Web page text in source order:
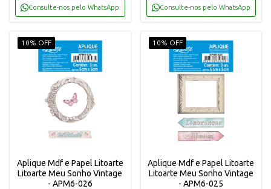
Consulte-nos pelo WhatsApp Consulte-nos pelo WhatsApp
10% OFF
Aplique Mdf e Papel Litoarte
Litoarte Meu Sonho Vintage
- APM6-026
10% OFF
Aplique Mdf e Papel Litoarte
Litoarte Meu Sonho Vintage
- APM6-025